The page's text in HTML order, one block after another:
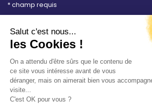
* champ requis
vous envoyer les lettres d'information de la Mairie de
Saint-Aubin-sur-Mer. Vous pouvez à tout moment
utiliser le lien de désabonnement intégré dans la
newsletter. Consultez notre
confidentialitépour en savoir plus.